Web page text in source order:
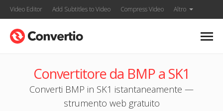
Video Editor Add Subtitles to Video Compress Video Altro
Convertitore da BMP a SK1
Converti BMP in SK1 istantaneamente —
strumento web gratuito